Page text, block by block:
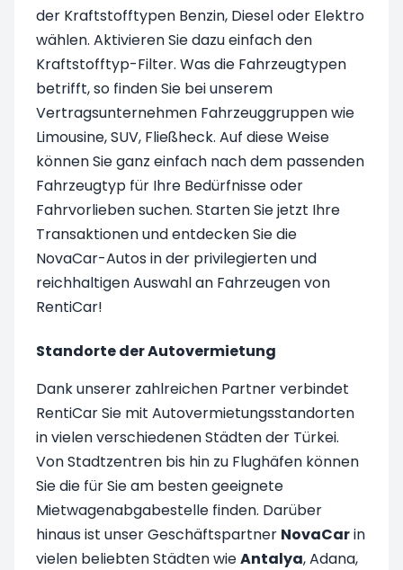
der Kraftstofftypen Benzin, Diesel oder Elektro
wählen. Aktivieren Sie dazu einfach den
Kraftstofftyp-Filter. Was die Fahrzeugtypen
betrifft, so finden Sie bei unserem
Vertragsunternehmen Fahrzeuggruppen wie
Limousine, SUV, Fließheck. Auf diese Weise
können Sie ganz einfach nach dem passenden
Fahrzeugtyp für Ihre Bedürfnisse oder
Fahrvorlieben suchen. Starten Sie jetzt Ihre
Transaktionen und entdecken Sie die
NovaCar-Autos in der privilegierten und
reichhaltigen Auswahl an Fahrzeugen von
RentiCar!
Standorte der Autovermietung
Dank unserer zahlreichen Partner verbindet
RentiCar Sie mit Autovermietungsstandorten
in vielen verschiedenen Städten der Türkei.
Von Stadtzentren bis hin zu Flughäfen können
Sie die für Sie am besten geeignete
Mietwagenabgabestelle finden. Darüber
hinaus ist unser Geschäftspartner NovaCarin
vielen beliebten Städten wieAntalya, Adana,